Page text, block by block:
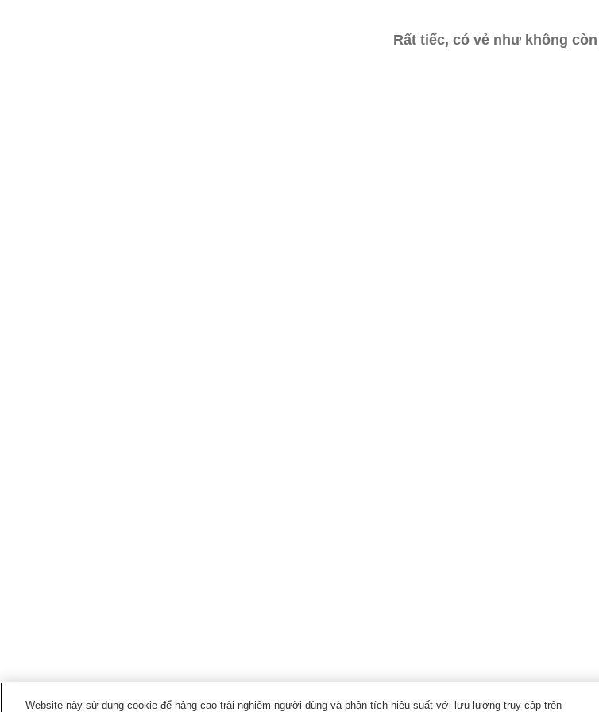
Rất tiếc, có vẻ như không
Website này sử dụng cookie để nâng cao trải nghiệm người dùng và phân tích hiệu suất với lưu lượng truy cập trên